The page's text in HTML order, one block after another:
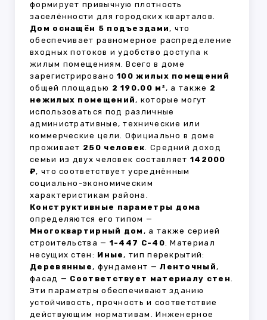
формирует привычную плотность
заселённости для городских кварталов.
Дом оснащён 5 подъездами, что
обеспечивает равномерное распределение
входных потоков и удобство доступа к
жилым помещениям. Всего в доме
зарегистрировано100 жилых помещений
общей площадью 2 190.00 м², а также 2
нежилых помещений, которые могут
использоваться под различные
административные, технические или
коммерческие цели. Официально в доме
проживает 250 человек. Средний доход
семьи из двух человек составляет 142000
₽, что соответствует усреднённым
социально-экономическим
характеристикам района.
Конструктивные параметры дома
определяются его типом —
Многоквартирный дом , а также серией
строительства — 1-447 С-40. Материал
несущих стен: Иные, тип перекрытий:
Деревянные, фундамент —Ленточный,
фасад — Соответствует материалу стен.
Эти параметры обеспечивают зданию
устойчивость, прочность и соответствие
действующим нормативам. Инженерное